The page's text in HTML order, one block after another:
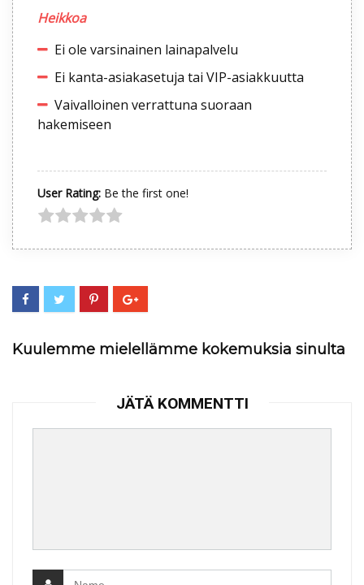
Heikkoa
Ei ole varsinainen lainapalvelu
Ei kanta-asiakasetuja tai VIP-asiakkuutta
Vaivalloinen verrattuna suoraan
hakemiseen
User Rating: Be the first one!
Kuulemme mielellämme kokemuksia sinulta
JÄTÄ KOMMENTTI